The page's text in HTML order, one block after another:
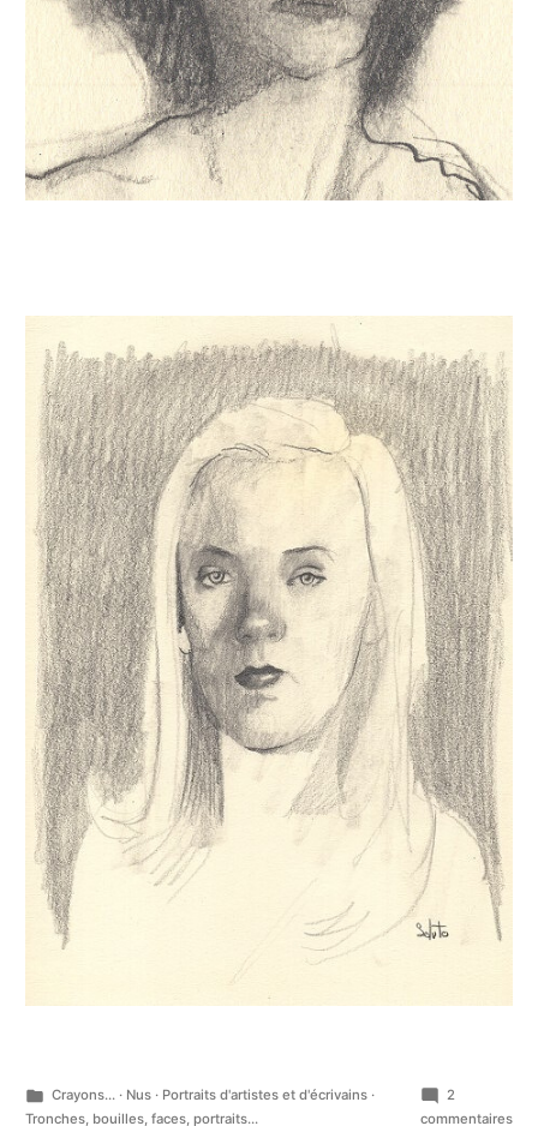
Publié
dans
Crayons...· Nus· Portraits d'artistes et d'écrivains·
Tronches, bouilles, faces, portraits...
2
commentairessur